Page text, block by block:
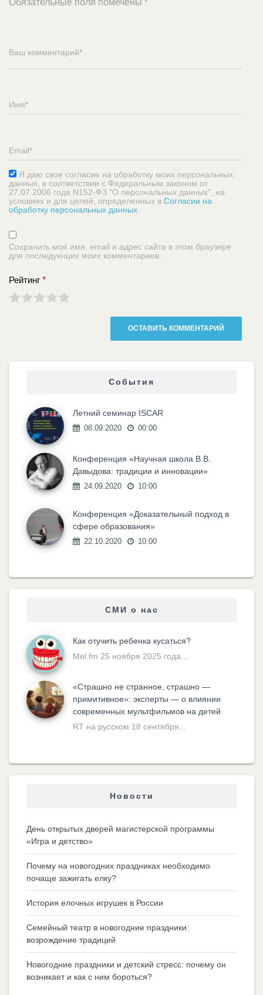
Я даю свое согласие на обработку моих персональных
данных, в соответствии с Федеральным законом от
27.07.2006 года N152-ФЗ "О персональных данных", на
условиях и для целей, определенных в Согласии на
обработку персональных данных.
Сохранить моё имя, email и адрес сайта в этом браузере
для последующих моих комментариев.
Рейтинг *
События
Летний семинар ISCAR
08.09.2020 00:00
Конференция «Научная школа В.В.
Давыдова: традиции и инновации»
24.09.2020 10:00
Конференция «Доказательный подход в
сфере образования»
22.10.2020 10:00
СМИ о нас
Как отучить ребенка кусаться?
Mel.fm 25 ноября 2025 года...
«Cтрашно не странное, страшно —
примитивное»: эксперты — о влиянии
современных мультфильмов на детей
RT на русском 18 сентября...
Новости
День открытых дверей магистерской программы
«Игра и детство»
Почему на новогодних праздниках необходимо
почаще зажигать елку?
История елочных игрушек в России
Семейный театр в новогодние праздники:
возрождение традиций
Новогодние праздники и детский стресс: почему он
возникает и как с ним бороться?